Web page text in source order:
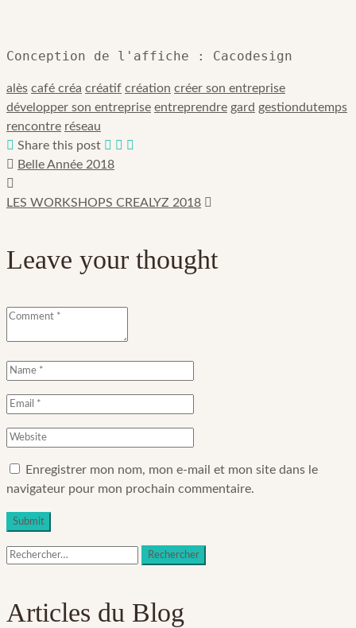
Conception de l'affiche : Cacodesign
alès café créa créatif création créer son entreprise
développer son entreprise entreprendre gard gestiondutemps
rencontre réseau
Share this post
Belle Année 2018
LES WORKSHOPS CREALYZ 2018
Leave your thought
Enregistrer mon nom, mon e-mail et mon site dans le
navigateur pour mon prochain commentaire.
Rechercher :
Articles du Blog